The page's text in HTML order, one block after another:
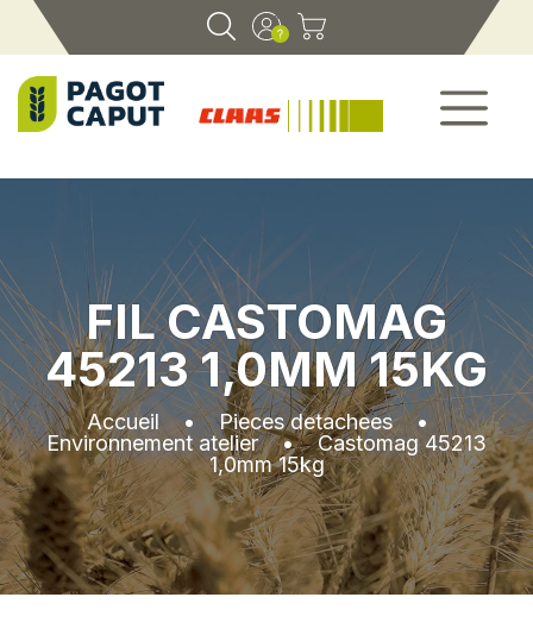
FIL CASTOMAG
45213 1,0MM 15KG
Accueil•Pieces detachees•
Environnement atelier•Castomag 45213
1,0mm 15kg